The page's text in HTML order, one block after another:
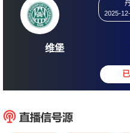
维堡